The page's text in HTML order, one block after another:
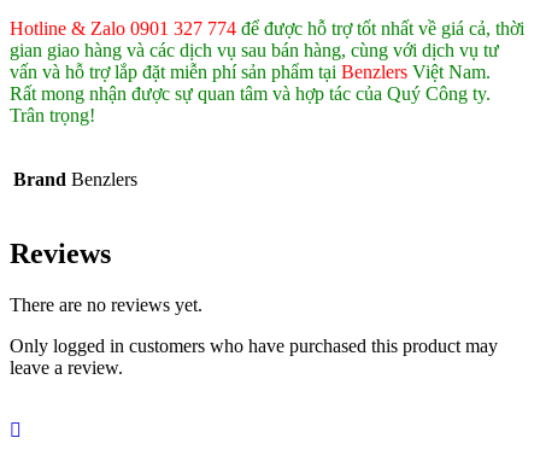
Hotline & Zalo 0901 327 774 để được hỗ trợ tốt nhất về giá cả, thời
gian giao hàng và các dịch vụ sau bán hàng, cùng với dịch vụ tư
vấn và hỗ trợ lắp đặt miễn phí sản phẩm tại Benzlers Việt Nam.
Rất mong nhận được sự quan tâm và hợp tác của Quý Công ty.
Trân trọng!
Brand Benzlers
Reviews
There are no reviews yet.
Only logged in customers who have purchased this product may
leave a review.